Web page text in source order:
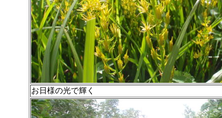
お日様の光で輝く